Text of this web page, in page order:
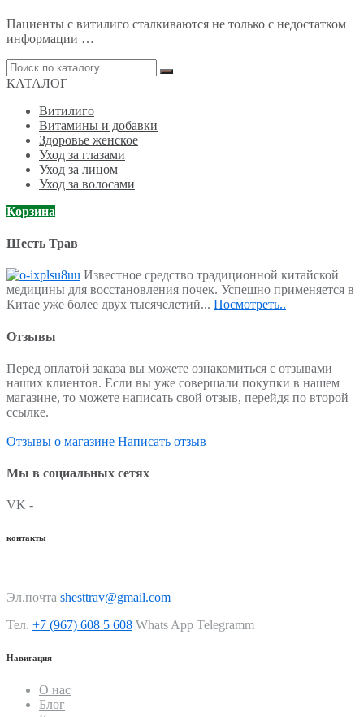
Пациенты с витилиго сталкиваются не только с недостатком
информации …
Поиск
по:
КАТАЛОГ
Витилиго
Витамины и добавки
Здоровье женское
Уход за глазами
Уход за лицом
Уход за волосами
Корзина
Шесть Трав
Известное средство традиционной китайской
медицины для восстановления почек. Успешно применяется в
Китае уже более двух тысячелетий... Посмотреть..
Отзывы
Перед оплатой заказа вы можете ознакомиться с отзывами
наших клиентов. Если вы уже совершали покупки в нашем
магазине, то можете написать свой отзыв, перейдя по второй
ссылке.
Отзывы о магазине Написать отзыв
Мы в социальных сетях
VK -
контакты
Эл.почта shesttrav@gmail.com
Тел. +7 (967) 608 5 608 Whats App Telegramm
Навигация
О нас
Блог